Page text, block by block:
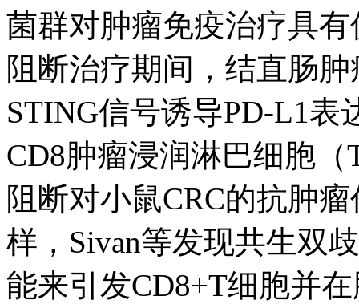
菌群对肿瘤免疫治疗具
阻断治疗期间，结直肠
STING信号诱导PD-L1表
CD8肿瘤浸润淋巴细胞
阻断对小鼠CRC的抗肿
样，Sivan等发现共生双
能来引发CD8+T细胞并